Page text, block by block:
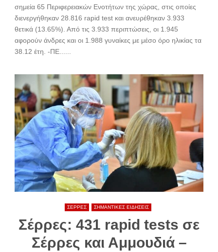
σημεία 65 Περιφερειακών Ενοτήτων της χώρας, στις οποίες
διενεργήθηκαν 28.816 rapid test και ανευρέθηκαν 3.933
θετικά (13.65%). Από τις 3.933 περιπτώσεις, οι 1.945
αφορούν άνδρες και οι 1.988 γυναίκες με μέσο όρο ηλικίας τα
38.12 έτη. -ΠΕ......
ΣΕΡΡΕΣ ΣΗΜΑΝΤΙΚΕΣ ΕΙΔΗΣΕΙΣ
Σέρρες: 431 rapid tests σε
Σέρρες και Αμμουδιά –